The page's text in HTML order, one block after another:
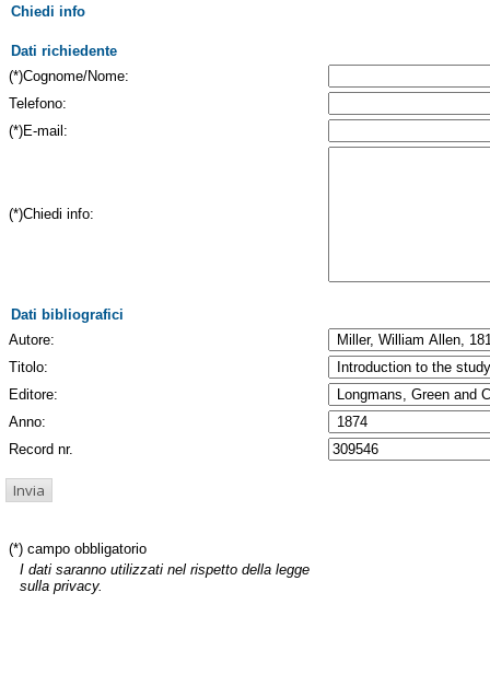
Chiedi info
Dati richiedente
(*)Cognome/Nome:
Telefono:
(*)E-mail:
(*)Chiedi info:
Dati bibliografici
Autore:
Titolo:
Editore:
Anno:
Record nr.
(*) campo obbligatorio
I dati saranno utilizzati nel rispetto della legge
sulla privacy.